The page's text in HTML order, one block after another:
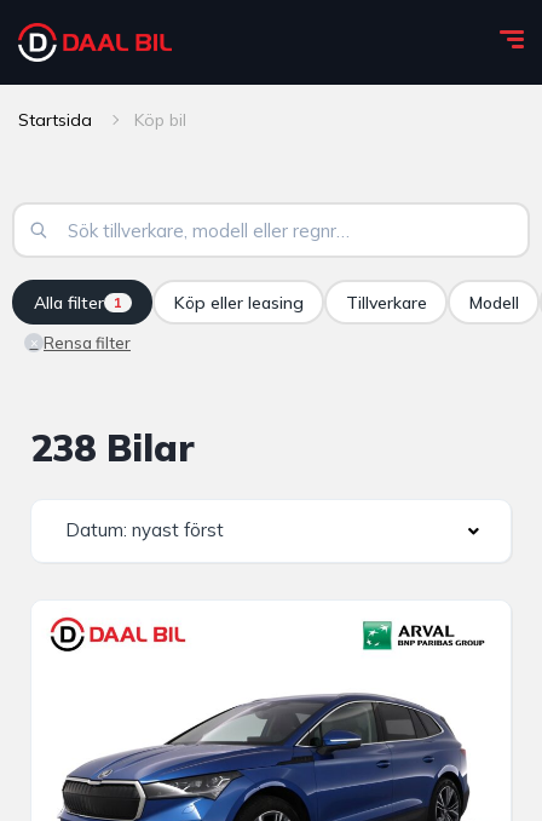
Startsida Köp bil
Alla filter 1
× Rensa filter
Köp eller leasing Tillverkare Modell
238 Bilar
Datum: nyast först